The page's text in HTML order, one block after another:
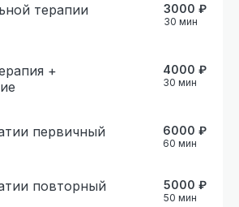
терапии
30 мин
3000 ₽
+
30 мин
4000 ₽
первичный
60 мин
6000 ₽
повторный
50 мин
5000 ₽